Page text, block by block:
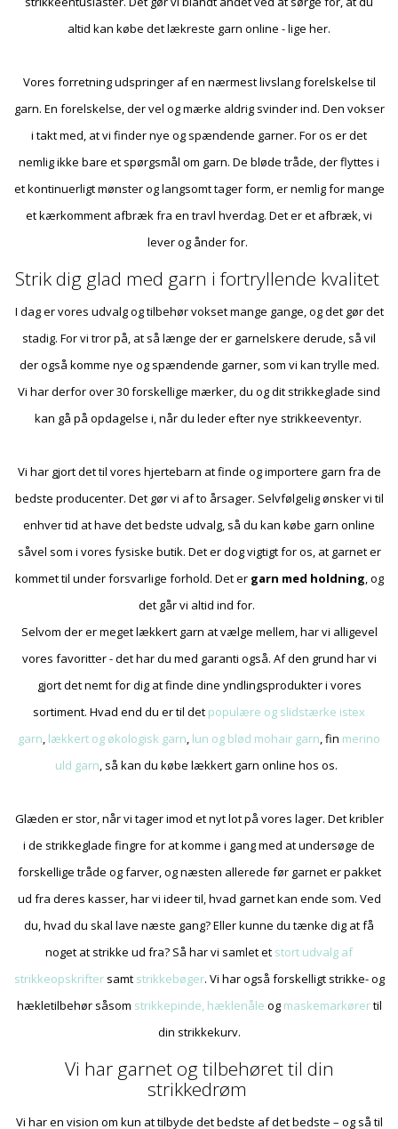
altid kan købe det lækreste garn online - lige her.
Vores forretning udspringer af en nærmest livslang forelskelse til
garn. En forelskelse, der vel og mærke aldrig svinder ind. Den vokser
i takt med, at vi finder nye og spændende garner. For os er det
nemlig ikke bare et spørgsmål om garn. De bløde tråde, der flyttes i
et kontinuerligt mønster og langsomt tager form, er nemlig for mange
et kærkomment afbræk fra en travl hverdag. Det er et afbræk, vi
lever og ånder for.
Strik dig glad med garn i fortryllende kvalitet
I dag er vores udvalg og tilbehør vokset mange gange, og det gør det
stadig. For vi tror på, at så længe der er garnelskere derude, så vil
der også komme nye og spændende garner, som vi kan trylle med.
Vi har derfor over 30 forskellige mærker, du og dit strikkeglade sind
kan gå på opdagelse i, når du leder efter nye strikkeeventyr.
Vi har gjort det til vores hjertebarn at finde og importere garn fra de
bedste producenter. Det gør vi af to årsager. Selvfølgelig ønsker vi til
enhver tid at have det bedste udvalg, så du kan købe garn online
såvel som i vores fysiske butik. Det er dog vigtigt for os, at garnet er
kommet til under forsvarlige forhold. Det er garn med holdning, og
det går vi altid ind for.
Selvom der er meget lækkert garn at vælge mellem, har vi alligevel
vores favoritter - det har du med garanti også. Af den grund har vi
gjort det nemt for dig at finde dine yndlingsprodukter i vores
sortiment. Hvad end du er til det populære og slidstærke istex
garn, lækkert og økologisk garn, lun og blød mohair garn, fin merino
uld garn, så kan du købe lækkert garn online hos os.
Glæden er stor, når vi tager imod et nyt lot på vores lager. Det kribler
i de strikkeglade fingre for at komme i gang med at undersøge de
forskellige tråde og farver, og næsten allerede før garnet er pakket
ud fra deres kasser, har vi ideer til, hvad garnet kan ende som. Ved
du, hvad du skal lave næste gang? Eller kunne du tænke dig at få
noget at strikke ud fra? Så har vi samlet et stort udvalg af
strikkeopskriftersamt strikkebøger. Vi har også forskelligt strikke- og
hækletilbehør såsom strikkepinde, hæklenåle og maskemarkørertil
din strikkekurv.
Vi har garnet og tilbehøret til din
strikkedrøm
Vi har en vision om kun at tilbyde det bedste af det bedste – og så til